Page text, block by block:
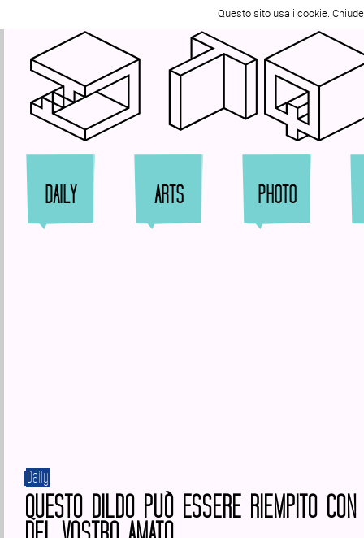
DAILY ARTS PHOTO
Daily
QUESTO DILDO PUÒ ESSERE RIEMPITO
Questo sito usa i cookie.